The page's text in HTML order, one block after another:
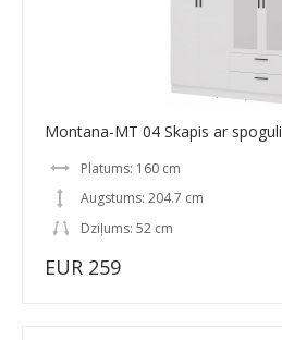
Montana-MT 04 Skapis ar spoguli
Platums: 160 cm
Augstums: 204.7 cm
Dziļums: 52 cm
EUR 259